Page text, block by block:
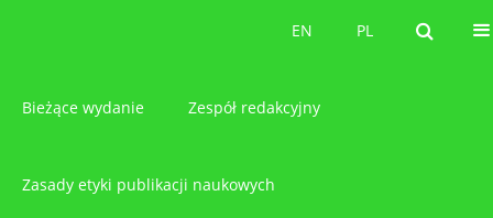
PL
EN PL
EN
Bieżące wydanie Zespół redakcyjny
Zasady etyki publikacji naukowych